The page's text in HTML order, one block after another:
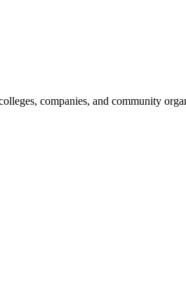
companies, and community